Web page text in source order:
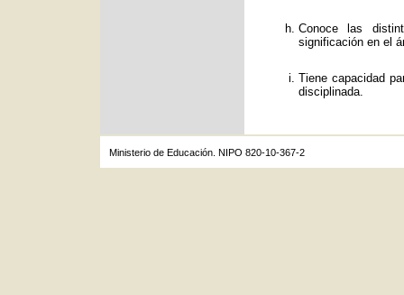
Conoce las
significación en el
Tiene capacidad
disciplinada.
Ministerio de Educación. NIPO 820-10-367-2